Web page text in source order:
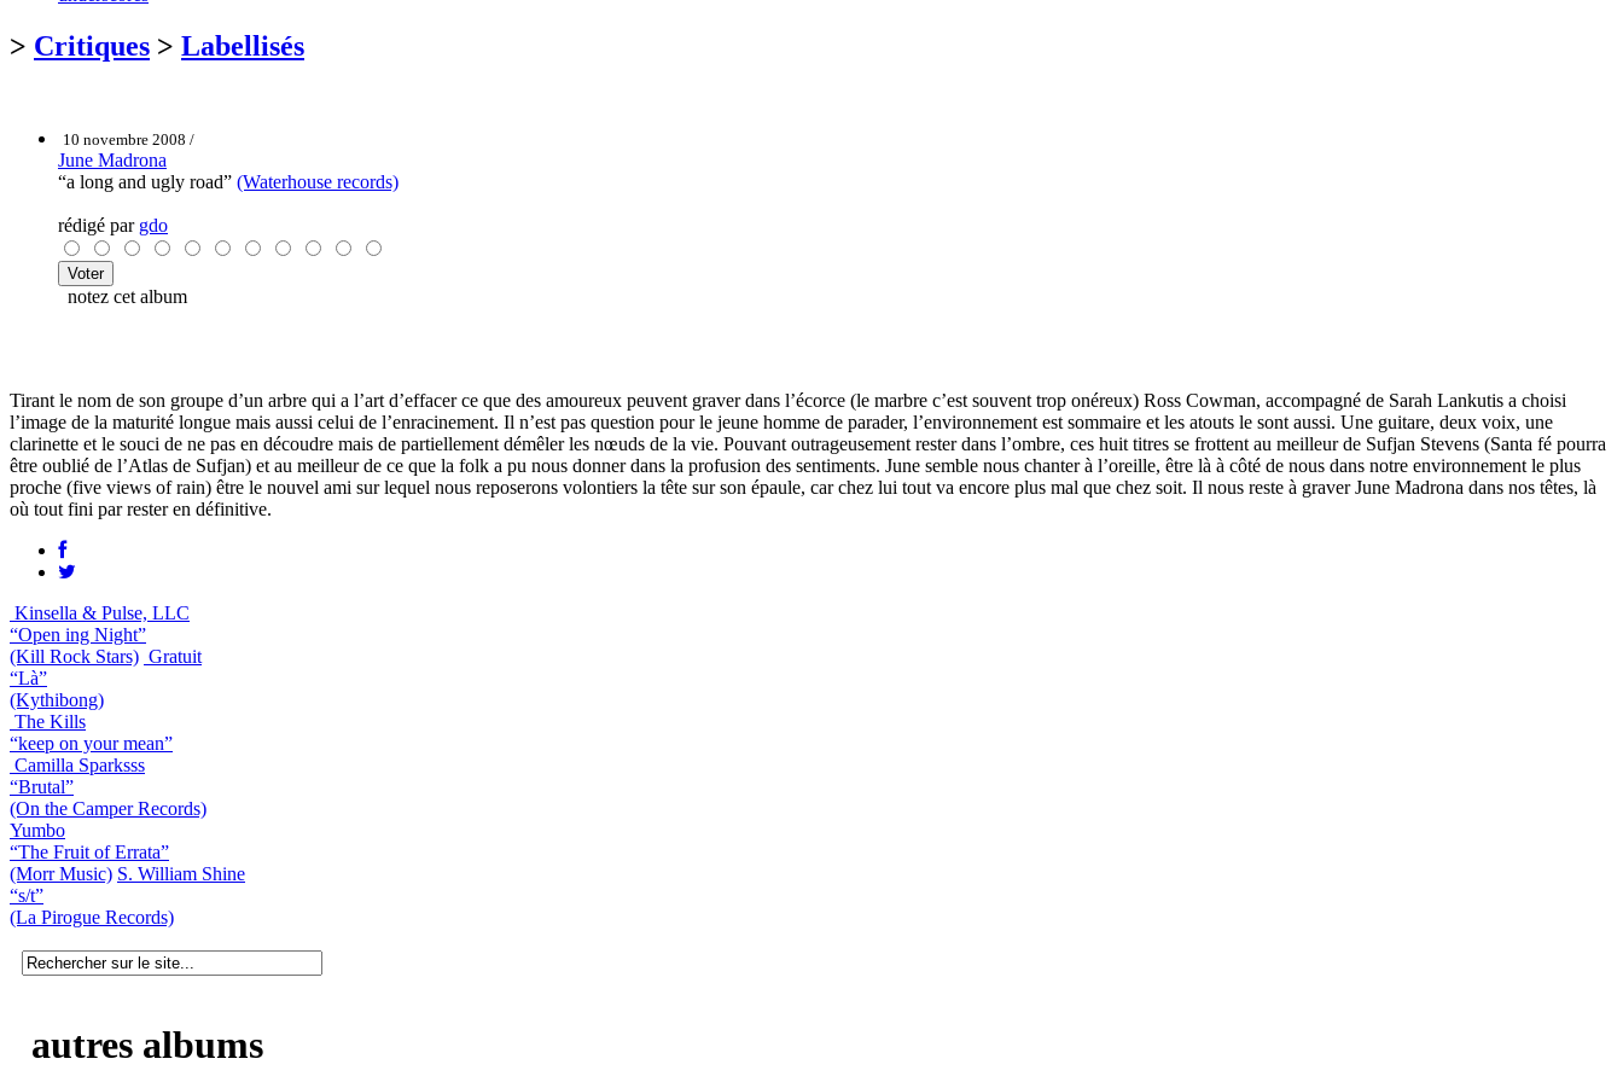
> Critiques > Labellisés
10 novembre 2008 /
June Madrona
“a long and ugly road” (Waterhouse records)
rédigé par gdo
notez cet album
Tirant le nom de son groupe d’un arbre qui a l’art d’effacer ce que des amoureux peuvent graver dans l’écorce (le marbre c’est souvent trop onéreux) Ross Cowman, accompagné de Sarah Lankutis a choisi
l’image de la maturité longue mais aussi celui de l’enracinement. Il n’est pas question pour le jeune homme de parader, l’environnement est sommaire et les atouts le sont aussi. Une guitare, deux voix, une
clarinette et le souci de ne pas en découdre mais de partiellement démêler les nœuds de la vie. Pouvant outrageusement rester dans l’ombre, ces huit titres se frottent au meilleur de Sufjan Stevens (Santa fé pourra
être oublié de l’Atlas de Sufjan) et au meilleur de ce que la folk a pu nous donner dans la profusion des sentiments. June semble nous chanter à l’oreille, être là à côté de nous dans notre environnement le plus
proche (five views of rain) être le nouvel ami sur lequel nous reposerons volontiers la tête sur son épaule, car chez lui tout va encore plus mal que chez soit. Il nous reste à graver June Madrona dans nos têtes, là
où tout fini par rester en définitive.
Kinsella & Pulse, LLC
“Open ing Night”
(Kill Rock Stars) Gratuit
“Là”
(Kythibong)
The Kills
“keep on your mean”
Camilla Sparksss
“Brutal”
(On the Camper Records)
Yumbo
“The Fruit of Errata”
(Morr Music) S. William Shine
“s/t”
(La Pirogue Records)
autres albums